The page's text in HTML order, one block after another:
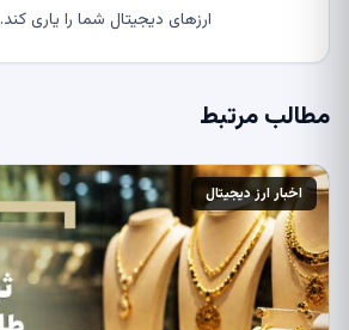
ارزهای دیجیتال شما را یاری کند.
مطالب مرتبط
اخبار ارز دیجیتال